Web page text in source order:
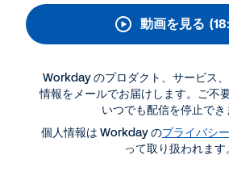
反映することなどの活動を紹介
動画を見る
Workday のプロダクト、サービス
情報をメールでお届けします。ご不
いつでも配信を停止でき
個人情報は Workday のプライバシ
って取り扱われます。